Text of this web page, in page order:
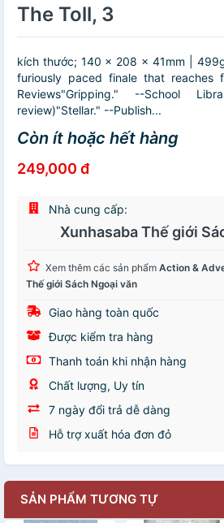
The Toll, 3
kích thước; 140 x 208 x 41mm |
furiously paced finale that reaches
Reviews"Gripping." --School
review)"Stellar." --Publish...
Còn ít hoặc hết hàng
249,000 đ
Nhà cung cấp:
Xunhasaba Thế giới
Xem thêm các sản phẩm Action &
Thế giới Sách Ngoại văn
Giao hàng toàn quốc
Được kiểm tra hàng
Thanh toán khi nhận hàng
Chất lượng, Uy tín
7 ngày đổi trả dễ dàng
Hỗ trợ xuất hóa đơn đỏ
SẢN PHẨM TƯƠNG TỰ